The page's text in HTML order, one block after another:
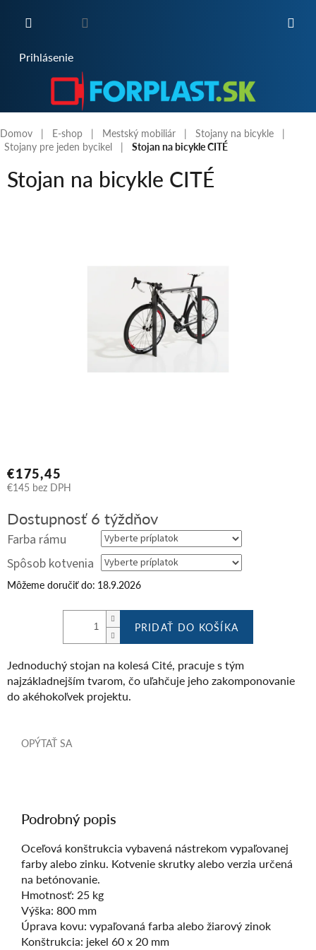
Prihlásenie
Domov E-shop Mestský mobiliár
Stojany na bicykle
Stojany pre jeden bycikel
Stojan na bicykle CITÉ
Stojan na bicykle CITÉ
€175,45
€145 bez DPH
cena:
Dostupnosť 6 týždňov
Farba rámu
Spôsob kotvenia
Môžeme doručiť do: 18.9.2026
PRIDAŤ DO KOŠÍKA
Jednoduchý stojan na kolesá Cité, pracuje s tým
najzákladnejším tvarom, čo uľahčuje jeho zakomponovanie
do akéhokoľvek projektu.
OPÝTAŤ SA
Podrobný popis
Oceľová konštrukcia vybavená nástrekom vypaľovanej
farby alebo zinku. Kotvenie skrutky alebo verzia určená
na betónovanie.
Hmotnosť: 25 kg
Výška: 800 mm
Úprava kovu: vypaľovaná farba alebo žiarový zinok
Konštrukcia: jekel 60 x 20 mm